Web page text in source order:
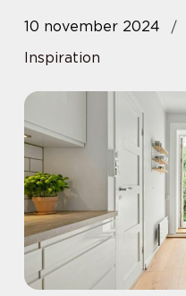
10 november 2024
Inspiration